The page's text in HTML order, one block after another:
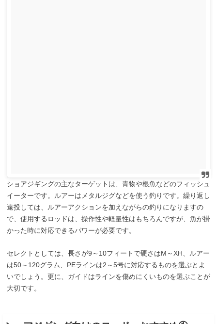
ショアジギングの主なターゲットは、青物や根魚などのフィッシュ
イーターです。ルアーはメタルジグなどを使う釣りです。繰り返し
遠投しては、ルアーアクションを加えながらの釣りになりますの
で、使用するロッドは、操作性や軽量性はもちろんですが、魚が掛
かった時に対応できるパワーが必要です。
セレクトとしては、長さが9～10フィートで硬さはM～XH、ルアー
は50～120グラム、PEラインは2～5号に対応するものを選ぶとよ
いでしょう。更に、ガイドはラインを傷めにくいものを選ぶことが
大切です。